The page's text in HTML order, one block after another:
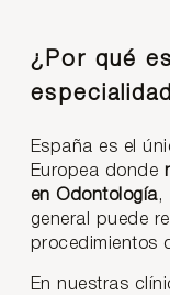
¿Por qué
España es el
Europea donde
en Odontología,
general puede
procedimientos
En nuestras